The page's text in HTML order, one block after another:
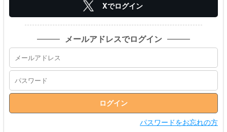
Xでログイン
メールアドレスでログイン
パスワードをお忘れの方